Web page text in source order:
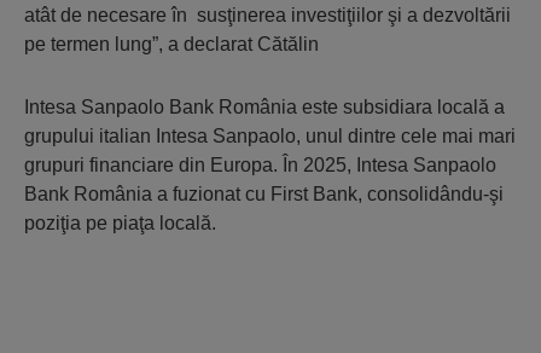
atât de necesare în susţinerea investiţiilor şi a dezvoltării
pe termen lung”, a declarat Cătălin
Intesa Sanpaolo Bank România este subsidiara locală a
grupului italian Intesa Sanpaolo, unul dintre cele mai mari
grupuri financiare din Europa. În 2025, Intesa Sanpaolo
Bank România a fuzionat cu First Bank, consolidându-şi
poziţia pe piaţa locală.